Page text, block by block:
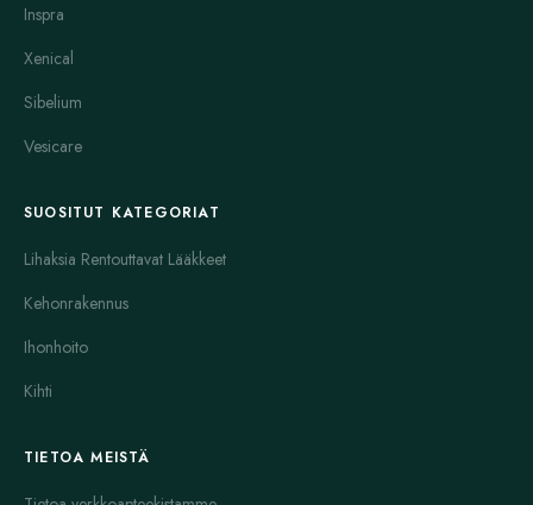
Inspra
Xenical
Sibelium
Vesicare
SUOSITUT KATEGORIAT
Lihaksia Rentouttavat Lääkkeet
Kehonrakennus
Ihonhoito
Kihti
TIETOA MEISTÄ